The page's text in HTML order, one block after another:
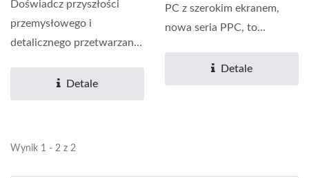
Doświadcz przyszłości
przemysłowego i
detalicznego przetwarzania
Detale
PC z szerokim ekranem,
nowa seria PPC, to
przemysłowej...
Detale
Wynik 1 - 2 z 2